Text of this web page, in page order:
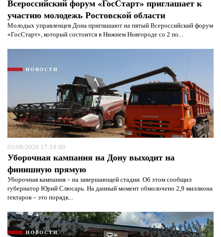
Всероссийский форум «ГосСтарт» приглашает к
участию молодежь Ростовской области
Молодых управленцев Дона приглашают на пятый Всероссийский форум
«ГосСтарт», который состоится в Нижнем Новгороде со 2 по...
НОВОСТИ
03/08/2026 17:14:00
Уборочная кампания на Дону выходит на
финишную прямую
Уборочная кампания – на завершающей стадии. Об этом сообщил
губернатор Юрий Слюсарь. На данный момент обмолочено 2,9 миллиона
гектаров – это порядк...
НОВОСТИ